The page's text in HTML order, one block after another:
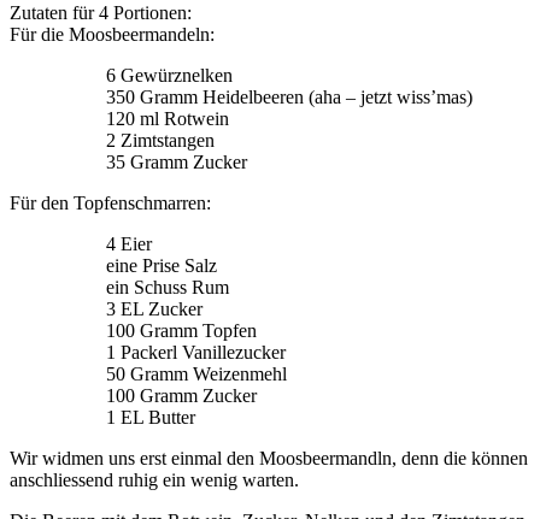
Zutaten für 4 Portionen:
Für die Moosbeermandeln:
6 Gewürznelken
350 Gramm Heidelbeeren (aha – jetzt wiss’mas)
120 ml Rotwein
2 Zimtstangen
35 Gramm Zucker
Für den Topfenschmarren:
4 Eier
eine Prise Salz
ein Schuss Rum
3 EL Zucker
100 Gramm Topfen
1 Packerl Vanillezucker
50 Gramm Weizenmehl
100 Gramm Zucker
1 EL Butter
Wir widmen uns erst einmal den Moosbeermandln, denn die können
anschliessend ruhig ein wenig warten.